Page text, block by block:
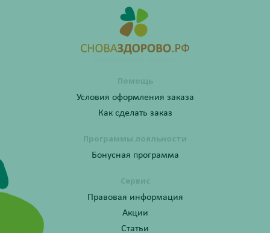
Помощь
Условия оформления заказа
Как сделать заказ
Программы лояльности
Бонусная программа
Сервис
Правовая информация
Акции
Статьи